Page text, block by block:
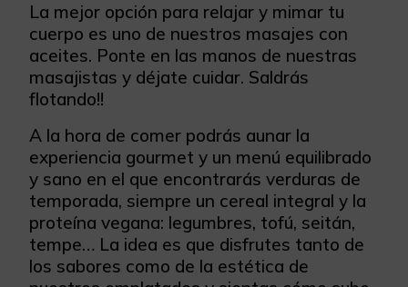
La mejor opción para relajar y mimar tu
cuerpo es uno de nuestros masajes con
aceites. Ponte en las manos de nuestras
masajistas y déjate cuidar. Saldrás
flotando!!
A la hora de comer podrás aunar la
experiencia gourmet y un menú equilibrado
y sano en el que encontrarás verduras de
temporada, siempre un cereal integral y la
proteína vegana: legumbres, tofú, seitán,
tempe… La idea es que disfrutes tanto de
los sabores como de la estética de